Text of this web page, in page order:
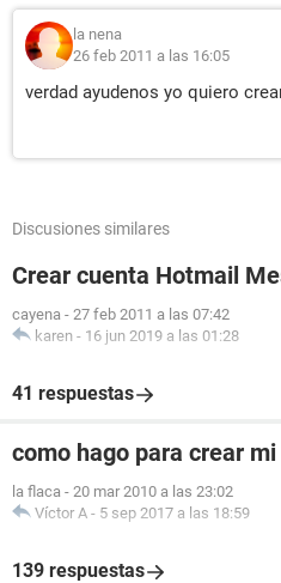
la nena
26 feb 2011 a las 16:05
verdad ayudenos yo quiero
Discusiones similares
Crear cuenta Hotmail
cayena - 27 feb 2011 a las 07:42
karen - 16 jun 2019 a las 01:28
41 respuestas
como hago para crear
la flaca - 20 mar 2010 a las 23:02
Víctor A - 5 sep 2017 a las 18:59
139 respuestas